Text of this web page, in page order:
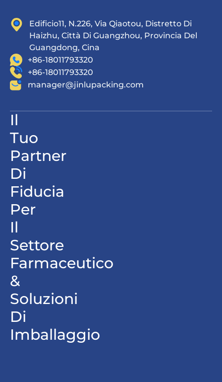
Edificio11, N.226, Via Qiaotou, Distretto Di
Haizhu, Città Di Guangzhou, Provincia Del
Guangdong, Cina
+86-18011793320
+86-18011793320
manager@jinlupacking.com
Il
Tuo
Partner
Di
Fiducia
Per
Il
Settore
Farmaceutico
&
Soluzioni
Di
Imballaggio